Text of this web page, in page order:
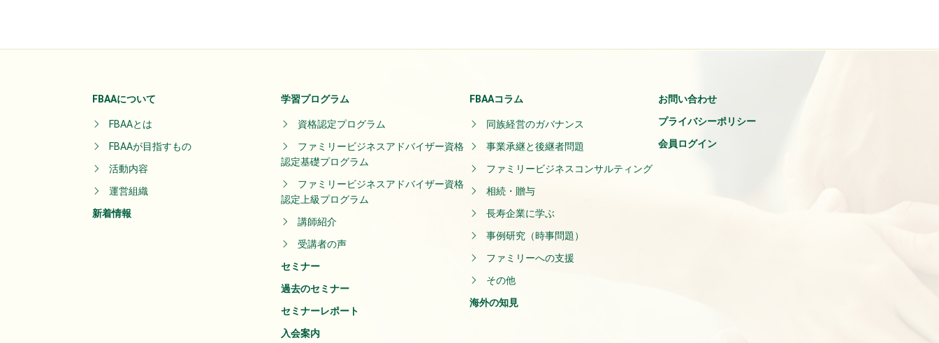
FBAAについて
FBAAとは
FBAAが目指すもの
活動内容
運営組織
新着情報
学習プログラム
資格認定プログラム
ファミリービジネスアドバイザー資格
認定基礎プログラム
ファミリービジネスアドバイザー資格
認定上級プログラム
講師紹介
受講者の声
セミナー
過去のセミナー
セミナーレポート
入会案内
FBAAコラム
同族経営のガバナンス
事業承継と後継者問題
ファミリービジネスコンサルティング
相続・贈与
長寿企業に学ぶ
事例研究（時事問題）
ファミリーへの支援
その他
海外の知見
お問い合わせ
プライバシーポリシー
会員ログイン